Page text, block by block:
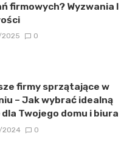
firmowych? Wyzwania I
0
firmy sprzątające w
– Jak wybrać idealną
dla Twojego domu i biura
2024 0